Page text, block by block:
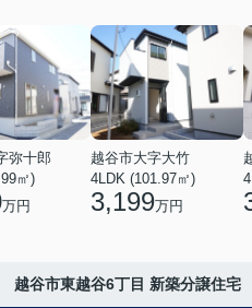
弥十郎
㎡)
万円
越谷市大字大竹
4LDK (101.97㎡)
3,199万円
越谷市東越谷6丁目 新築分譲住宅